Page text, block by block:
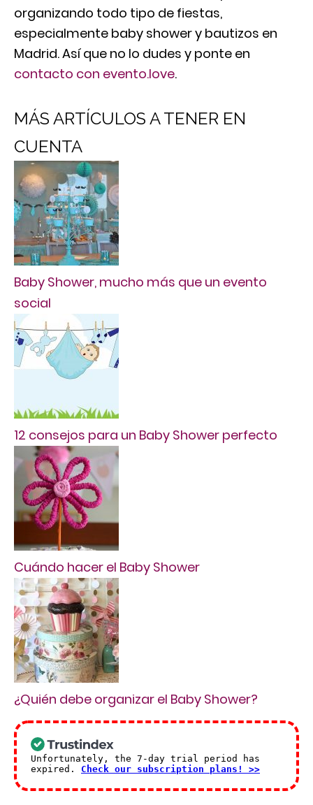
organizando todo tipo de fiestas,
especialmente baby shower y bautizos en
Madrid. Así que no lo dudes y ponte en
contacto con evento.love.
MÁS ARTÍCULOS A TENER EN
CUENTA
Baby Shower, mucho más que un evento
social
12 consejos para un Baby Shower perfecto
Cuándo hacer el Baby Shower
¿Quién debe organizar el Baby Shower?